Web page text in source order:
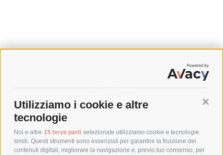
Utilizziamo i cookie e altre
tecnologie
Noi e altre 15 terze parti selezionate utilizziamo cookie e tecnologie
simili. Questi strumenti sono essenziali per garantire la fruizione dei
contenuti digitali, migliorare la navigazione e, previo tuo consenso, per
SPEDIZIONI
COSTI DI SPEDIZIONE
POLITICA DI RESO